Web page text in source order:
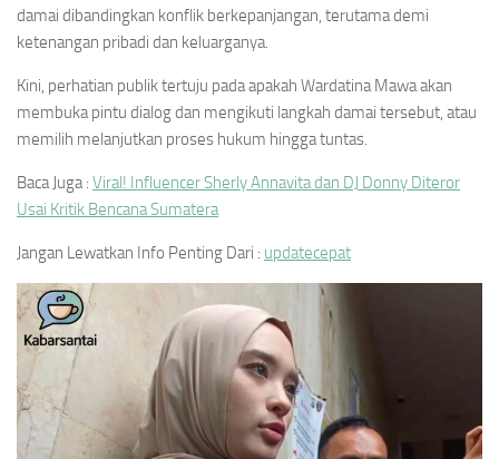
damai dibandingkan konflik berkepanjangan, terutama demi
ketenangan pribadi dan keluarganya.
Kini, perhatian publik tertuju pada apakah Wardatina Mawa akan
membuka pintu dialog dan mengikuti langkah damai tersebut, atau
memilih melanjutkan proses hukum hingga tuntas.
Baca Juga : Viral! Influencer Sherly Annavita dan DJ Donny Diteror
Usai Kritik Bencana Sumatera
Jangan Lewatkan Info Penting Dari : updatecepat